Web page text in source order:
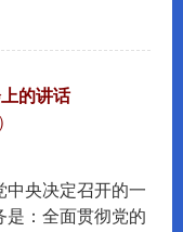
的讲话
中央决定召开的一
是：全面贯彻党的